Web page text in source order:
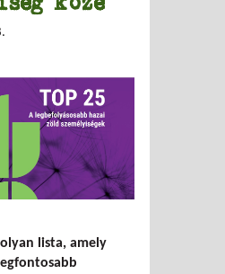
25 magyar zöld személyiség közé
lista, amely